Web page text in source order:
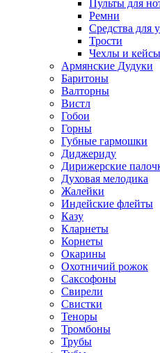
Пульты для
Ремни
Средства для
Трости
Чехлы и кейсы
Армянские Дудуки
Баритоны
Валторны
Вистл
Гобои
Горны
Губные гармошки
Диджериду
Дирижерские
Духовая мелодика
Жалейки
Индейские флейты
Казу
Кларнеты
Корнеты
Окарины
Охотничий рожок
Саксофоны
Свирели
Свистки
Теноры
Тромбоны
Трубы